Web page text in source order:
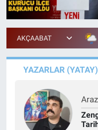
YAZARLAR (YATAY)